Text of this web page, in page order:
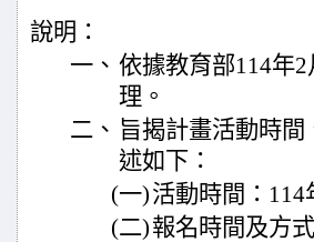
說明：
一、 依據教育部114年
理。
二、 旨揭計畫活動時
述如下：
(一)活動時間：114
(二)報名時間及方